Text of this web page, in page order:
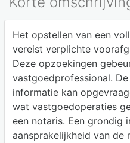
Het opstellen van een
vereist verplichte
Deze opzoekingen
vastgoedprofessional.
informatie kan
wat vastgoedoperaties
een notaris. Een grondig
aansprakelijkheid van de